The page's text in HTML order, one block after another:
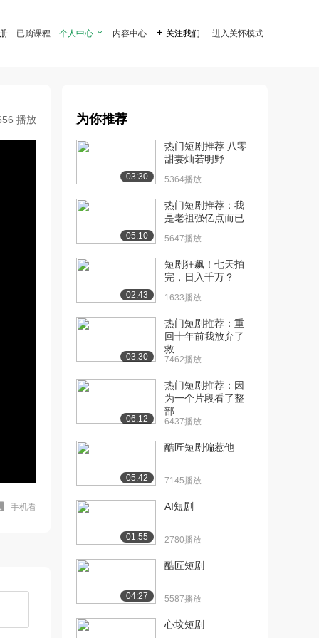
已购课程 个人中心  内容中心  关注我们 进入关怀模式
播放
手机看
为你推荐
03:30
热门短剧推荐 八零
甜妻灿若明野
5364播放
05:10
热门短剧推荐：我
是老祖强亿点而已
5647播放
02:43
短剧狂飙！七天拍
完，日入千万？
1633播放
03:30
热门短剧推荐：重
回十年前我放弃了
救...
7462播放
06:12
热门短剧推荐：因
为一个片段看了整
部...
6437播放
05:42
酷匠短剧偏惹他
7145播放
01:55
AI短剧
2780播放
04:27
酷匠短剧
5587播放
心坟短剧